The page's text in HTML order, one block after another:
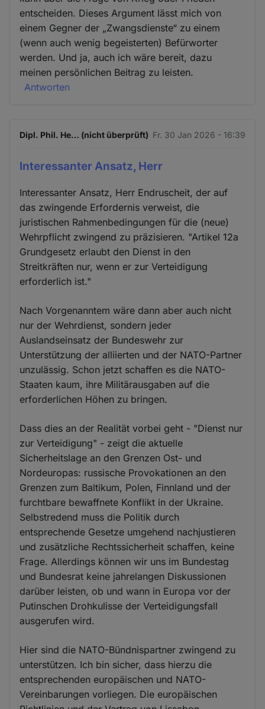
entscheiden. Dieses Argument lässt mich von
einem Gegner der „Zwangsdienste“ zu einem
(wenn auch wenig begeisterten) Befürworter
werden. Und ja, auch ich wäre bereit, dazu
meinen persönlichen Beitrag zu leisten.
Antworten
Dipl. Phil. He… (nicht überprüft) Fr. 30 Jan 2026 - 16:39
Interessanter Ansatz, Herr
Interessanter Ansatz, Herr Endruscheit, der auf
das zwingende Erfordernis verweist, die
juristischen Rahmenbedingungen für die (neue)
Wehrpflicht zwingend zu präzisieren. "Artikel 12a
Grundgesetz erlaubt den Dienst in den
Streitkräften nur, wenn er zur Verteidigung
erforderlich ist."
Nach Vorgenanntem wäre dann aber auch nicht
nur der Wehrdienst, sondern jeder
Auslandseinsatz der Bundeswehr zur
Unterstützung der alliierten und der NATO-Partner
unzulässig. Schon jetzt schaffen es die NATO-
Staaten kaum, ihre Militärausgaben auf die
erforderlichen Höhen zu bringen.
Dass dies an der Realität vorbei geht - "Dienst nur
zur Verteidigung" - zeigt die aktuelle
Sicherheitslage an den Grenzen Ost- und
Nordeuropas: russische Provokationen an den
Grenzen zum Baltikum, Polen, Finnland und der
furchtbare bewaffnete Konflikt in der Ukraine.
Selbstredend muss die Politik durch
entsprechende Gesetze umgehend nachjustieren
und zusätzliche Rechtssicherheit schaffen, keine
Frage. Allerdings können wir uns im Bundestag
und Bundesrat keine jahrelangen Diskussionen
darüber leisten, ob und wann in Europa vor der
Putinschen Drohkulisse der Verteidigungsfall
ausgerufen wird.
Hier sind die NATO-Bündnispartner zwingend zu
unterstützen. Ich bin sicher, dass hierzu die
entsprechenden europäischen und NATO-
Vereinbarungen vorliegen. Die europäischen